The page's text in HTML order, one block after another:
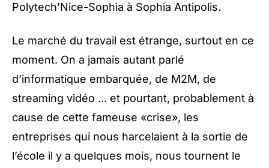
Polytech’Nice-Sophia à Sophia Antipolis.
Le marché du travail est étrange, surtout en ce
moment. On a jamais autant parlé
d’informatique embarquée, de M2M, de
streaming vidéo ... et pourtant, probablement à
cause de cette fameuse «crise», les
entreprises qui nous harcelaient à la sortie de
l’école il y a quelques mois, nous tournent le